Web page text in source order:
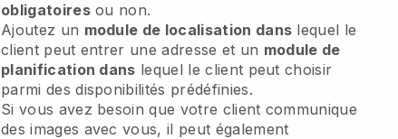
obligatoiresou non.
Ajoutez un module de localisation dans lequel le
client peut entrer une adresse et un module de
planification dans lequel le client peut choisir
parmi des disponibilités prédéfinies.
Si vous avez besoin que votre client communique
des images avec vous, il peut également